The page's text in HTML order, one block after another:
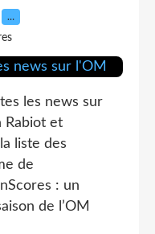
…
les news sur
Rabiot et
liste des
de
: un
de l’OM